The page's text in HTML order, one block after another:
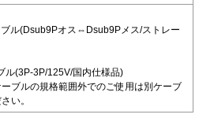
ブル(Dsub9Pオス⇔Dsub9Pメス/ストレー
ル(3P-3P/125V/国内仕様品)
ブルの規格範囲外でのご使用は別ケーブ
い。